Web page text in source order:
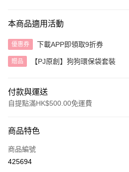
本商品適用活動
優惠券 下載APP即領取9折券
贈品 【PJ原創】狗狗環保袋套裝
付款與運送
自提點滿HK$500.00免運費
信用卡
AlipayHK
商品特色
商品編號
425694